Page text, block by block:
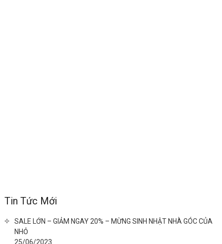
Tin Tức Mới
SALE LỚN – GIẢM NGAY 20% – MỪNG SINH NHẬT NHÀ GÓC CỦA
NHỎ
25/06/2023